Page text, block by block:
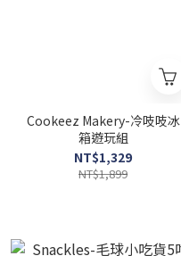
Cookeez Makery-冷吱吱冰
箱遊玩組
NT$1,329
NT$1,899